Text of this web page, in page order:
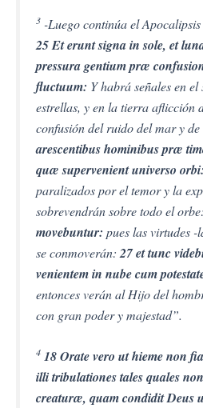
3 -Luego continúa el
25 Et erunt signa in sole, et
pressura gentium præ
fluctuum: Y habrá señales en
estrellas, y en la tierra aflicción
confusión del ruido del mar y de
arescentibus hominibus præ
quæ supervenient universo orbi:
paralizados por el temor y la
sobrevendrán sobre todo el orbe:
movebuntur: pues las virtudes -
se conmoverán: 27 et tunc
venientem in nube cum
entonces verán al Hijo del
con gran poder y majestad”.
4 18 Orate vero ut hieme non
illi tribulationes tales quales
creaturæ, quam condidit Deus